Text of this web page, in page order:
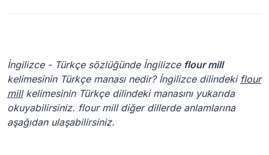
İngilizce - Türkçe sözlüğünde İngilizce flour mill
kelimesinin Türkçe manası nedir? İngilizce dilindeki flour
millkelimesinin Türkçe dilindeki manasını yukarıda
okuyabilirsiniz. flour mill diğer dillerde anlamlarına
aşağıdan ulaşabilirsiniz.